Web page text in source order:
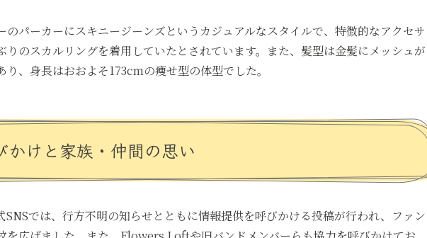
のパーカーにスキニージーンズというカジュアルなスタイルで、特徴的なアクセサ
りのスカルリングを着用していたとされています。また、髪型は金髪にメッシュが
り、身長はおおよそ173cmの痩せ型の体型でした。
かけと家族・仲間の思い
SNSでは、行方不明の知らせとともに情報提供を呼びかける投稿が行われ、ファン